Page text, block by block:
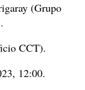
(Grupo
CCT).
12:00.